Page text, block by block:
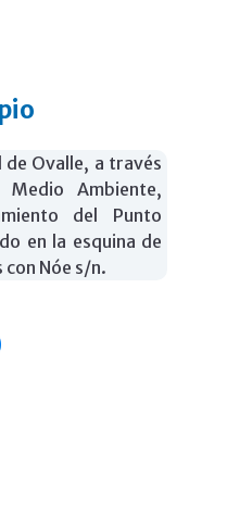
Ovalle, a través
Ambiente,
del Punto
en la esquina de
Nóe s/n.